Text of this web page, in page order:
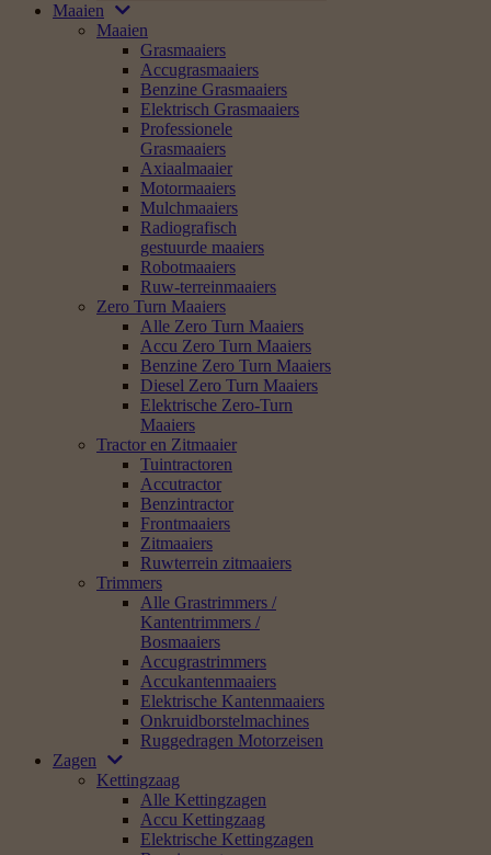
Maaien
Maaien
Grasmaaiers
Accugrasmaaiers
Benzine Grasmaaiers
Elektrisch Grasmaaiers
Professionele
Grasmaaiers
Axiaalmaaier
Motormaaiers
Mulchmaaiers
Radiografisch
gestuurde maaiers
Robotmaaiers
Ruw-terreinmaaiers
Zero Turn Maaiers
Alle Zero Turn Maaiers
Accu Zero Turn Maaiers
Benzine Zero Turn Maaiers
Diesel Zero Turn Maaiers
Elektrische Zero-Turn
Maaiers
Tractor en Zitmaaier
Tuintractoren
Accutractor
Benzintractor
Frontmaaiers
Zitmaaiers
Ruwterrein zitmaaiers
Trimmers
Alle Grastrimmers /
Kantentrimmers /
Bosmaaiers
Accugrastrimmers
Accukantenmaaiers
Elektrische Kantenmaaiers
Onkruidborstelmachines
Ruggedragen Motorzeisen
Zagen
Kettingzaag
Alle Kettingzagen
Accu Kettingzaag
Elektrische Kettingzagen